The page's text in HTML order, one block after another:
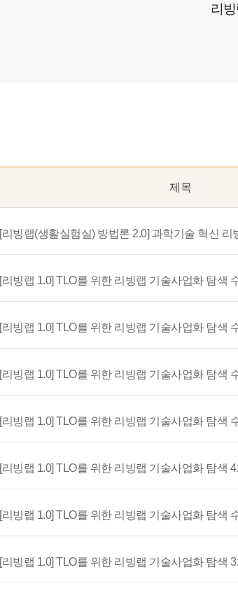
리
제목
[리빙랩(생활실험실) 방법론 2.0] 과학기술 혁신 리
[리빙랩 1.0] TLO를 위한 리빙랩 기술사업화 탐색
[리빙랩 1.0] TLO를 위한 리빙랩 기술사업화 탐색
[리빙랩 1.0] TLO를 위한 리빙랩 기술사업화 탐색
[리빙랩 1.0] TLO를 위한 리빙랩 기술사업화 탐색
[리빙랩 1.0] TLO를 위한 리빙랩 기술사업화 탐색
[리빙랩 1.0] TLO를 위한 리빙랩 기술사업화 탐색